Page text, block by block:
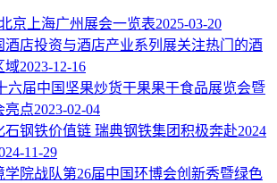
京上海广州展会一览表2025-03-20
酒店投资与酒店产业系列展关注热门的酒
域2023-12-16
六届中国坚果炒货干果果干食品展览会暨
亮点2023-02-04
石钢铁价值链 瑞典钢铁集团积极奔赴2024
11-29
学院战队第26届中国环博会创新秀暨绿色